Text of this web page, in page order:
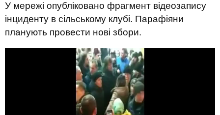
У мережі опубліковано фрагмент відеозапису
інциденту в сільському клубі. Парафіяни
планують провести нові збори.